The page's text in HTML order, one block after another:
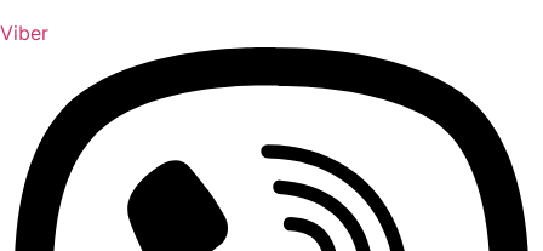
Viber